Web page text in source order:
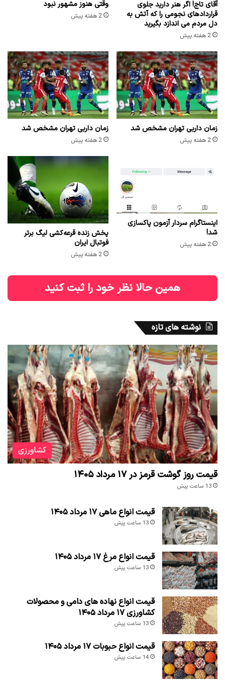
آقای تاج! اگر هنر دارید جلوی
قراردادهای نجومی را که آتش به
دل مردم می اندازد بگیرید
2 هفته پیش
وقتی هنوز مشهور نبود
2 هفته پیش
زمان داربی تهران مشخص شد
2 هفته پیش
زمان داربی تهران مشخص شد
2 هفته پیش
اینستاگرام سردار آزمون پاکسازی
شد!
2 هفته پیش
پخش زنده قرعه‌کشی لیگ برتر
فوتبال ایران
2 هفته پیش
همین حالا نظر خود را ثبت کنید
نوشته های تازه
کشاورزی
قیمت روز گوشت قرمز در ۱۷ مرداد ۱۴۰۵
13 ساعت پیش
قیمت انواع ماهی ۱۷ مرداد ۱۴۰۵
13 ساعت پیش
قیمت انواع مرغ ۱۷ مرداد ۱۴۰۵
13 ساعت پیش
قیمت انواع نهاده های دامی و محصولات
کشاورزی ۱۷ مرداد ۱۴۰۵
13 ساعت پیش
قیمت انواع حبوبات ۱۷ مرداد ۱۴۰۵
14 ساعت پیش